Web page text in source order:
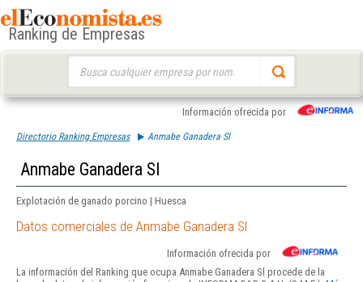
Ranking de Empresas
Información ofrecida por
Directorio Ranking Empresas Anmabe Ganadera Sl
Anmabe Ganadera Sl
Explotación de ganado porcino | Huesca
Datos comerciales de Anmabe Ganadera Sl
Información ofrecida por
La información del Ranking que ocupa Anmabe Ganadera Sl procede de la